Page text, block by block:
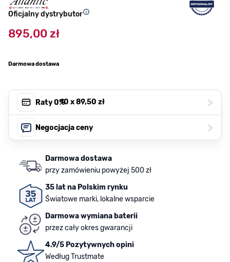
Oficjalny dystrybutor
895,00 zł
Darmowa dostawa
Raty 0%, 10 x89,50 zł >
Negocjacja ceny >
Darmowa dostawa
przy zamówieniu powyżej 500 zł
35 lat na Polskim rynku
Światowe marki, lokalne wsparcie
Darmowa wymiana baterii
przez cały okres gwarancji
4.9/5 Pozytywnych opini
Według Trustmate